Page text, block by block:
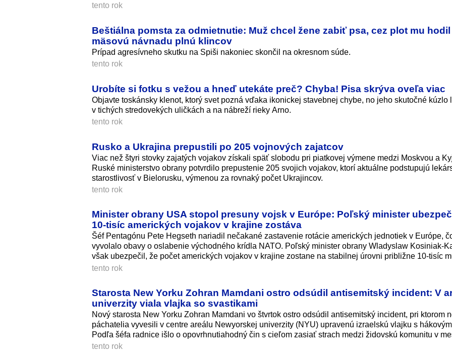
tento rok
Beštiálna pomsta za odmietnutie: Muž chcel žene zabiť psa, cez plot mu hodil
mäsovú návnadu plnú klincov
Prípad agresívneho skutku na Spiši nakoniec skončil na okresnom súde.
tento rok
Urobíte si fotku s vežou a hneď utekáte preč? Chyba! Pisa skrýva oveľa viac
Objavte toskánsky klenot, ktorý svet pozná vďaka ikonickej stavebnej chybe, no jeho skutočné kúzlo
v tichých stredovekých uličkách a na nábreží rieky Arno.
tento rok
Rusko a Ukrajina prepustili po 205 vojnových zajatcov
Viac než štyri stovky zajatých vojakov získali späť slobodu pri piatkovej výmene medzi Moskvou a
Ruské ministerstvo obrany potvrdilo prepustenie 205 svojich vojakov, ktorí aktuálne podstupujú
starostlivosť v Bielorusku, výmenou za rovnaký počet Ukrajincov.
tento rok
Minister obrany USA stopol presuny vojsk v Európe: Poľský minister
10-tisíc amerických vojakov v krajine zostáva
Šéf Pentagónu Pete Hegseth nariadil nečakané zastavenie rotácie amerických jednotiek v Európe,
vyvolalo obavy o oslabenie východného krídla NATO. Poľský minister obrany Wladyslaw Kosiniak-
však ubezpečil, že počet amerických vojakov v krajine zostane na stabilnej úrovni približne 10-tisíc
tento rok
Starosta New Yorku Zohran Mamdani ostro odsúdil antisemitský incident: V
univerzity viala vlajka so svastikami
Nový starosta New Yorku Zohran Mamdani vo štvrtok ostro odsúdil antisemitský incident, pri ktorom
páchatelia vyvesili v centre areálu Newyorskej univerzity (NYU) upravenú izraelskú vlajku s
Podľa šéfa radnice išlo o opovrhnutiahodný čin s cieľom zasiať strach medzi židovskú komunitu v
tento rok